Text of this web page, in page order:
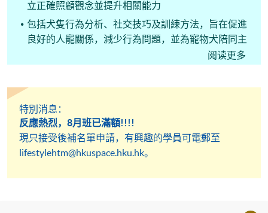
立正確照顧觀念並提升相關能力
包括犬隻行為分析、社交技巧及訓練方法，旨在促進
良好的人寵關係，減少行為問題，並為寵物犬陪同主
多元技能，應用於日常照顧或上門服務，增強客戶信
任及專業形象
阅读更多
特別消息：
反應熱烈，8月班已滿額!!!!
現只接受後補名單申請，有興趣的學員可電郵至
lifestylehtm@hkuspace.hku.hk。